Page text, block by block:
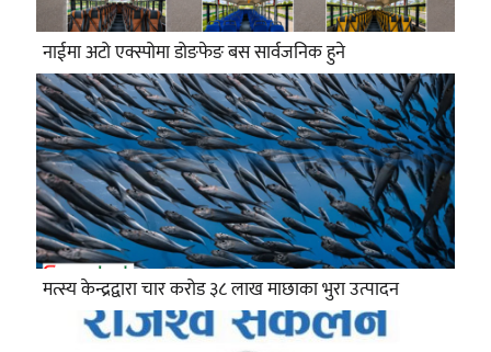
नाईमा अटो एक्स्पोमा डोङफेङ बस सार्वजनिक हुने
मत्स्य केन्द्रद्वारा चार करोड ३८ लाख माछाका भुरा उत्पादन